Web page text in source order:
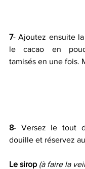
7- Ajoutez ensuite
le cacao en
tamisés en une fois.
8- Versez le tout
douille et réservez
Le sirop (à faire la